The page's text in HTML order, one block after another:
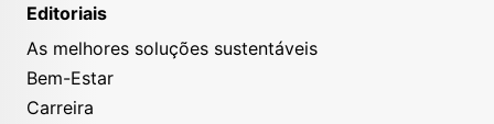
Editoriais
As melhores soluções sustentáveis
Bem-Estar
Carreira